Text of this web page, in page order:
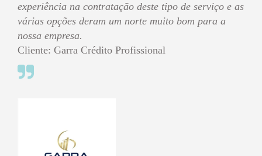
experiência na contratação deste tipo de serviço e as
várias opções deram um norte muito bom para a
nossa empresa.
Cliente: Garra Crédito Profissional